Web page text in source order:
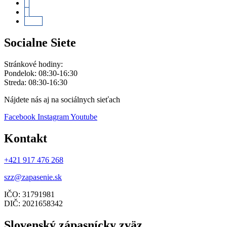
Socialne Siete
Stránkové hodiny:
Pondelok: 08:30-16:30
Streda: 08:30-16:30
Nájdete nás aj na sociálnych sieťach
Facebook InstagramYoutube
Kontakt
+421 917 476 268
szz@zapasenie.sk
IČO: 31791981
DIČ: 2021658342